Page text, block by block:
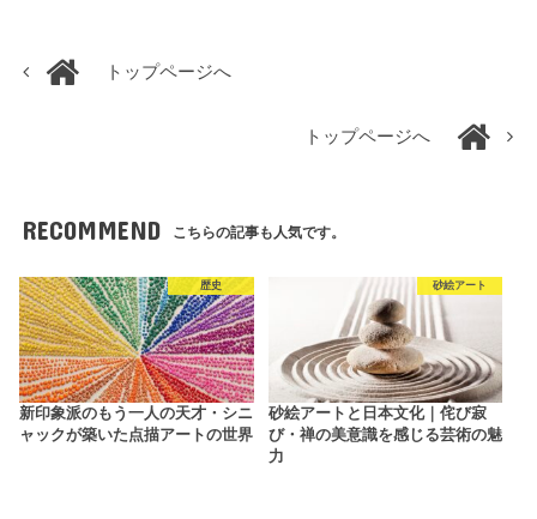
トップページへ
トップページへ
RECOMMEND こちらの記事も人気です。
歴史
新印象派のもう一人の天才・シニ
ャックが築いた点描アートの世界
砂絵アート
砂絵アートと日本文化｜侘び寂
び・禅の美意識を感じる芸術の魅
力